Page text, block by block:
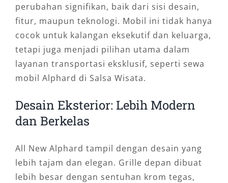
perubahan signifikan, baik dari sisi desain,
fitur, maupun teknologi. Mobil ini tidak hanya
cocok untuk kalangan eksekutif dan keluarga,
tetapi juga menjadi pilihan utama dalam
layanan transportasi eksklusif, seperti sewa
mobil Alphard di Salsa Wisata.
Desain Eksterior: Lebih Modern
dan Berkelas
All New Alphard tampil dengan desain yang
lebih tajam dan elegan. Grille depan dibuat
lebih besar dengan sentuhan krom tegas,